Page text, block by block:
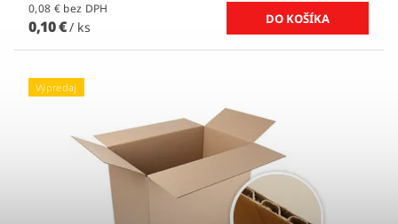
0,08 € bez DPH
0,10 €/ ks
Výpredaj